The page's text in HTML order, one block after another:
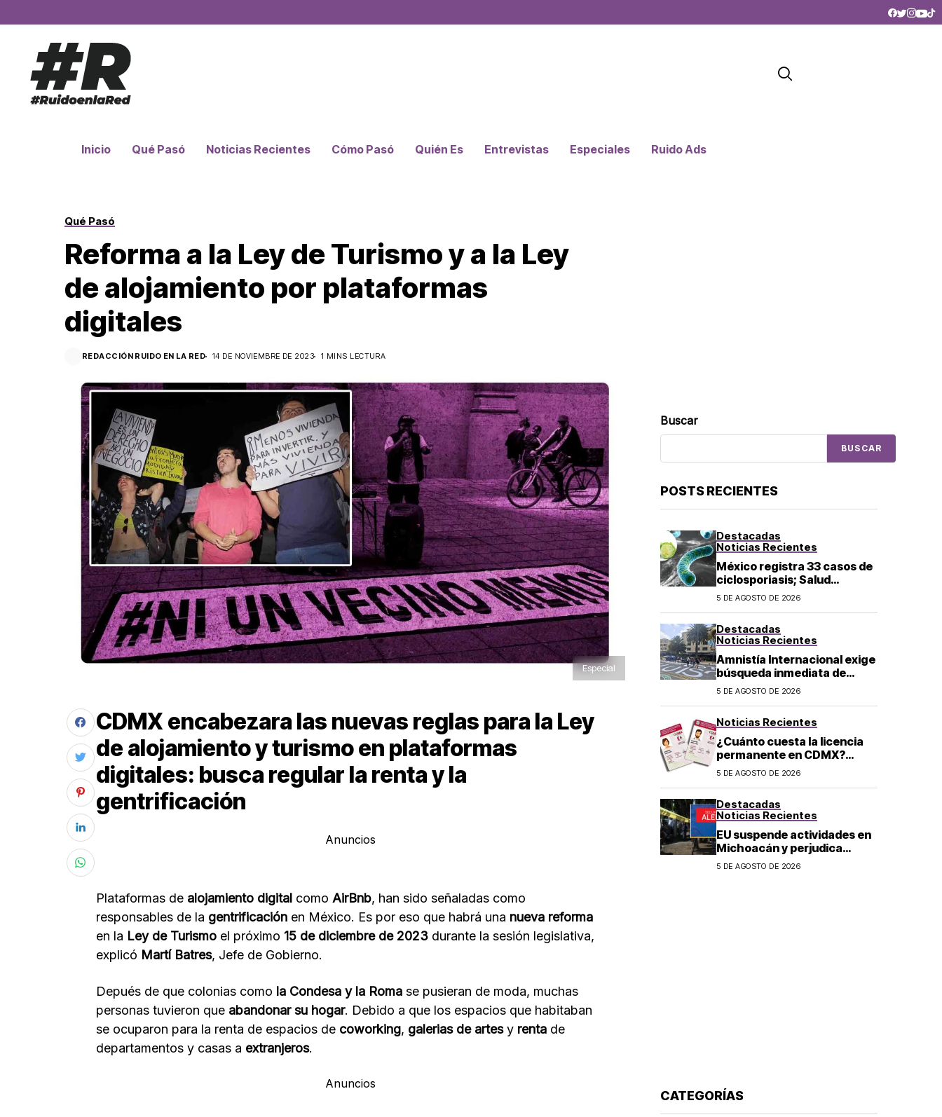
Inicio Qué Pasó Noticias Recientes Cómo Pasó Quién Es Entrevistas Especiales Ruido Ads
Qué Pasó
Reforma a la Ley de Turismo y a la Ley
de alojamiento por plataformas
digitales
REDACCIÓN RUIDO EN LA RED 14 DE NOVIEMBRE DE 2023 1 MINS LECTURA
Especial
CDMX encabezara las nuevas reglas para la Ley
de alojamiento y turismo en plataformas
digitales: busca regular la renta y la
gentrificación
Anuncios
Plataformas de alojamiento digital como AirBnb, han sido señaladas como
responsables de la gentrificación en México. Es por eso que habrá una nueva reforma
en la Ley de Turismo el próximo 15 de diciembre de 2023 durante la sesión legislativa,
explicó Martí Batres, Jefe de Gobierno.
Depués de que colonias como la Condesa y la Roma se pusieran de moda, muchas
personas tuvieron que abandonar su hogar. Debido a que los espacios que habitaban
se ocuparon para la renta de espacios de coworking, galerias de artesy renta de
departamentos y casas a extranjeros.
Anuncios
Buscar
BUSCAR
POSTS RECIENTES
Destacadas
Noticias Recientes
México registra 33 casos de
ciclosporiasis; Salud
mantiene vigilancia
5 DE AGOSTO DE 2026
Destacadas
Noticias Recientes
Amnistía Internacional exige
búsqueda inmediata de
ambientalista desaparecido
5 DE AGOSTO DE 2026
Noticias Recientes
¿Cuánto cuesta la licencia
permanente en CDMX?
Costo y fecha límite del
5 DE AGOSTO DE 2026
Destacadas
Noticias Recientes
EU suspende actividades en
Michoacán y perjudica
exportación de aguacate
5 DE AGOSTO DE 2026
CATEGORÍAS